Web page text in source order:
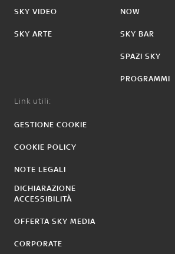
SKY VIDEO
SKY ARTE
NOW
SKY BAR
SPAZI SKY
PROGRAMMI
Link utili:
GESTIONE COOKIE
COOKIE POLICY
NOTE LEGALI
DICHIARAZIONE
ACCESSIBILITÀ
OFFERTA SKY MEDIA
CORPORATE